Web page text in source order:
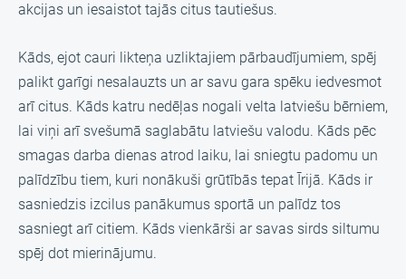
akcijas un iesaistot tajās citus tautiešus.
Kāds, ejot cauri likteņa uzliktajiem pārbaudījumiem, spēj
palikt garīgi nesalauzts un ar savu gara spēku iedvesmot
arī citus. Kāds katru nedēļas nogali velta latviešu bērniem,
lai viņi arī svešumā saglabātu latviešu valodu. Kāds pēc
smagas darba dienas atrod laiku, lai sniegtu padomu un
palīdzību tiem, kuri nonākuši grūtībās tepat Īrijā. Kāds ir
sasniedzis izcilus panākumus sportā un palīdz tos
sasniegt arī citiem. Kāds vienkārši ar savas sirds siltumu
spēj dot mierinājumu.